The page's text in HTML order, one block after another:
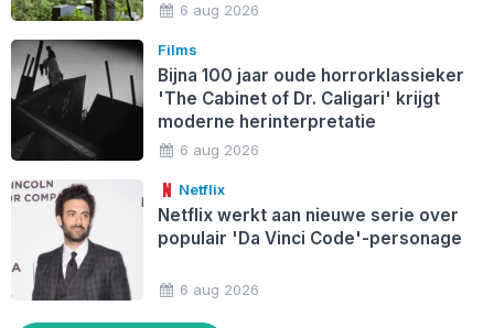
6 aug 2026
Films
Bijna 100 jaar oude horrorklassieker
'The Cabinet of Dr. Caligari' krijgt
moderne herinterpretatie
6 aug 2026
Netflix
Netflix werkt aan nieuwe serie over
populair 'Da Vinci Code'-personage
6 aug 2026